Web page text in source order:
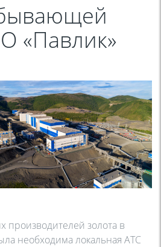
«Павлик»
производителей золота в
необходима локальная АТС